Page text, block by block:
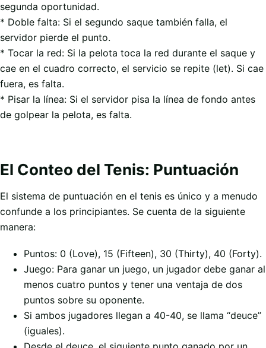
segunda oportunidad.
* Doble falta: Si el segundo saque también falla, el
servidor pierde el punto.
* Tocar la red: Si la pelota toca la red durante el saque y
cae en el cuadro correcto, el servicio se repite (let). Si cae
fuera, es falta.
* Pisar la línea: Si el servidor pisa la línea de fondo antes
de golpear la pelota, es falta.
El Conteo del Tenis: Puntuación
El sistema de puntuación en el tenis es único y a menudo
confunde a los principiantes. Se cuenta de la siguiente
manera:
Puntos: 0 (Love), 15 (Fifteen), 30 (Thirty), 40 (Forty).
Juego: Para ganar un juego, un jugador debe ganar al
menos cuatro puntos y tener una ventaja de dos
puntos sobre su oponente.
Si ambos jugadores llegan a 40-40, se llama “deuce”
(iguales).